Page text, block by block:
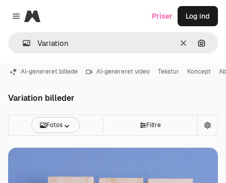
Close menu
Magnific
Klar Søg
Priser Log ind
AI-genereret billede AI-genereret video Tekstur Koncept
Variation billeder
Fotos Filtre